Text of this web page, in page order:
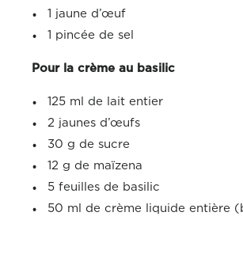
1 jaune d’œuf
1 pincée de sel
Pour la crème au basilic
125 ml de lait entier
2 jaunes d’œufs
30 g de sucre
12 g de maïzena
5 feuilles de basilic
50 ml de crème liquide entière